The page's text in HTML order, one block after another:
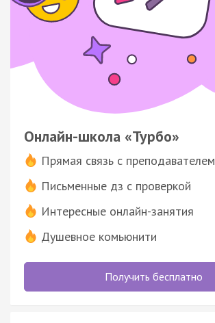
Онлайн-школа «Турбо»
Прямая связь с преподавателем
Письменные дз с проверкой
Интересные онлайн-занятия
Душевное комьюнити
Получить бесплатно